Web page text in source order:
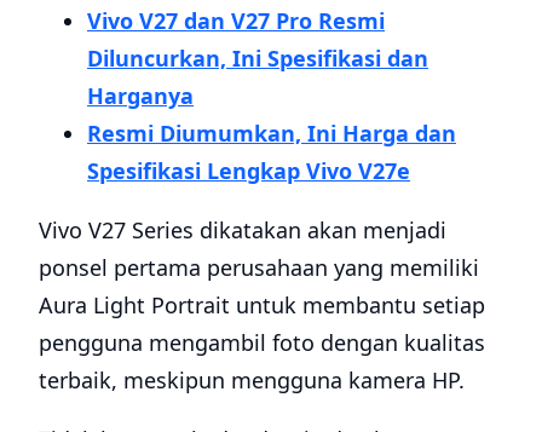
Vivo V27 dan V27 Pro Resmi
Diluncurkan, Ini Spesifikasi dan
Harganya
Resmi Diumumkan, Ini Harga dan
Spesifikasi Lengkap Vivo V27e
Vivo V27 Series dikatakan akan menjadi
ponsel pertama perusahaan yang memiliki
Aura Light Portrait untuk membantu setiap
pengguna mengambil foto dengan kualitas
terbaik, meskipun mengguna kamera HP.